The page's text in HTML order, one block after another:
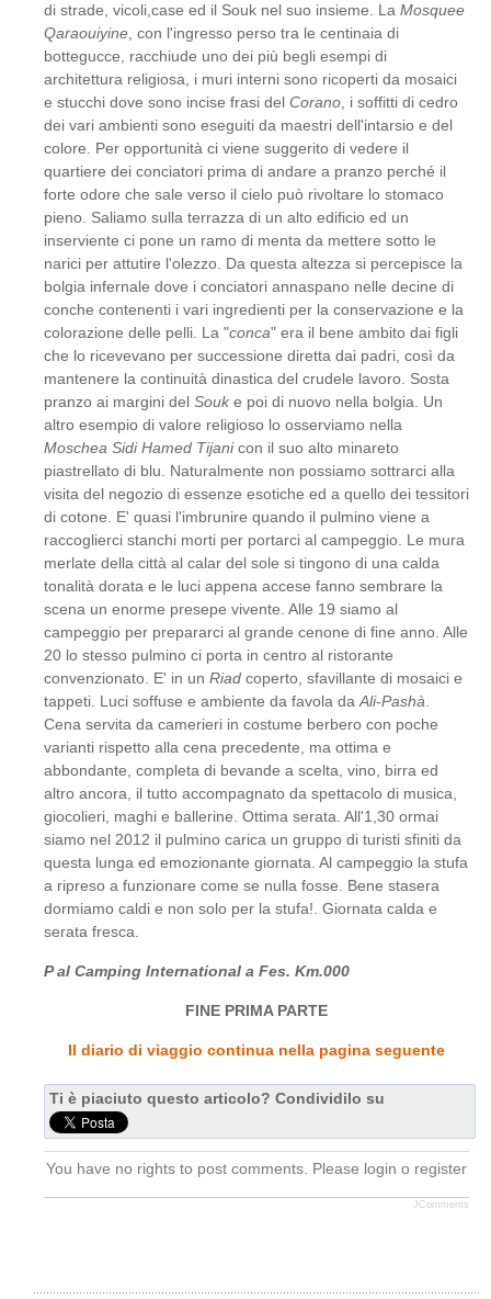
di strade, vicoli,case ed il Souk nel suo insieme. La Mosquee
Qaraouiyine , con l'ingresso perso tra le centinaia di
bottegucce, racchiude uno dei più begli esempi di
architettura religiosa, i muri interni sono ricoperti da mosaici
e stucchi dove sono incise frasi del Corano , i soffitti di cedro
dei vari ambienti sono eseguiti da maestri dell'intarsio e del
colore. Per opportunità ci viene suggerito di vedere il
quartiere dei conciatori prima di andare a pranzo perché il
forte odore che sale verso il cielo può rivoltare lo stomaco
pieno. Saliamo sulla terrazza di un alto edificio ed un
inserviente ci pone un ramo di menta da mettere sotto le
narici per attutire l'olezzo. Da questa altezza si percepisce la
bolgia infernale dove i conciatori annaspano nelle decine di
conche contenenti i vari ingredienti per la conservazione e la
colorazione delle pelli. La "conca" era il bene ambito dai figli
che lo ricevevano per successione diretta dai padri, così da
mantenere la continuità dinastica del crudele lavoro. Sosta
pranzo ai margini del Souk e poi di nuovo nella bolgia. Un
altro esempio di valore religioso lo osserviamo nella
Moschea Sidi Hamed Tijanicon il suo alto minareto
piastrellato di blu. Naturalmente non possiamo sottrarci alla
visita del negozio di essenze esotiche ed a quello dei tessitori
di cotone. E' quasi l'imbrunire quando il pulmino viene a
raccoglierci stanchi morti per portarci al campeggio. Le mura
merlate della città al calar del sole si tingono di una calda
tonalità dorata e le luci appena accese fanno sembrare la
scena un enorme presepe vivente. Alle 19 siamo al
campeggio per prepararci al grande cenone di fine anno. Alle
20 lo stesso pulmino ci porta in centro al ristorante
convenzionato. E' in un Riad coperto, sfavillante di mosaici e
tappeti. Luci soffuse e ambiente da favola da Ali-Pashà
Cena servita da camerieri in costume berbero con poche
varianti rispetto alla cena precedente, ma ottima e
abbondante, completa di bevande a scelta, vino, birra ed
altro ancora, il tutto accompagnato da spettacolo di musica,
giocolieri, maghi e ballerine. Ottima serata. All'1,30 ormai
siamo nel 2012 il pulmino carica un gruppo di turisti sfiniti da
questa lunga ed emozionante giornata. Al campeggio la stufa
a ripreso a funzionare come se nulla fosse. Bene stasera
dormiamo caldi e non solo per la stufa!. Giornata calda e
serata fresca.
P al Camping International a Fes. Km.000
FINE PRIMA PARTE
Il diario di viaggio continua nella pagina seguente
Ti è piaciuto questo articolo? Condividilo su
You have no rights to post comments. Please login o register
JComments